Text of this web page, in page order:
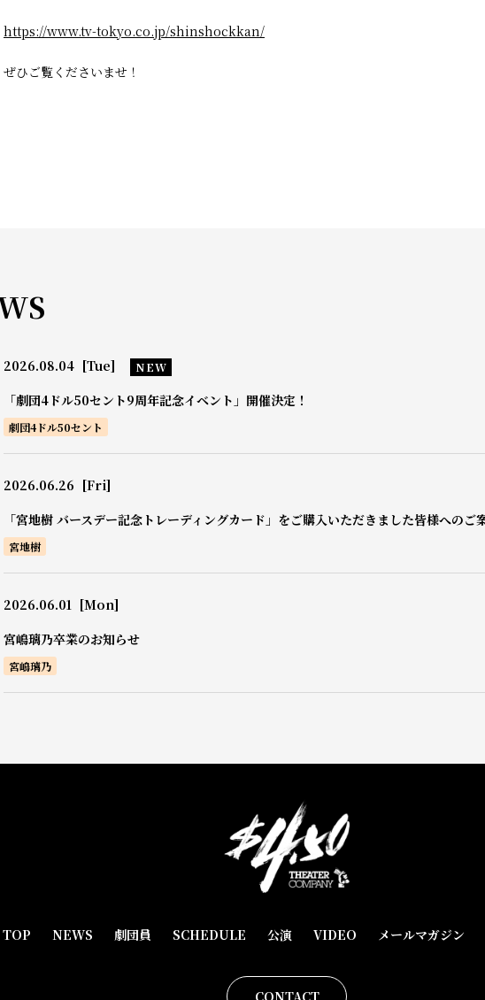
https://www.tv-tokyo.co.jp/shinshockkan/
ぜひご覧くださいませ！
2026.08.04 [Tue] NEW
「劇団4ドル50セント9周年記念イベント」開催決定！
劇団4ドル50セント
2026.06.26 [Fri]
「宮地樹 バースデー記念トレーディングカード」をご購入いただきました皆様へのご
宮地樹
2026.06.01 [Mon]
宮嶋璃乃卒業のお知らせ
宮嶋璃乃
TOP NEWS 劇団員 SCHEDULE 公演 VIDEO メールマガジン
CONTACT